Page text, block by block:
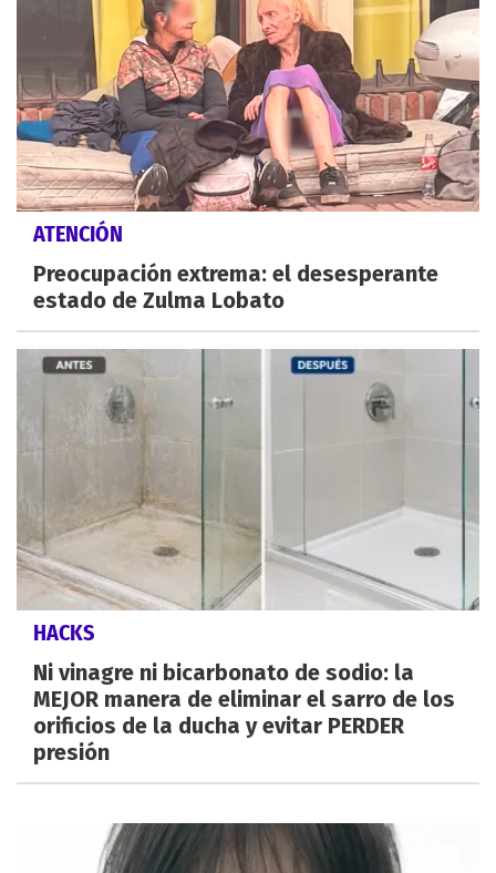
ATENCIÓN
Preocupación extrema: el desesperante
estado de Zulma Lobato
HACKS
Ni vinagre ni bicarbonato de sodio: la
MEJOR manera de eliminar el sarro de los
orificios de la ducha y evitar PERDER
presión